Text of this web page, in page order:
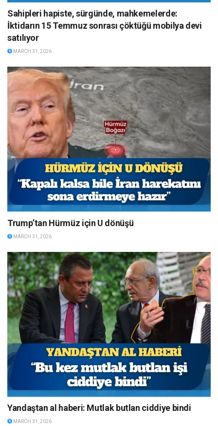
Sahipleri hapiste, sürgünde, mahkemelerde:
İktidarın 15 Temmuz sonrası çöktüğü mobilya devi
satılıyor
MARCH 31, 2026
Trump’tan Hürmüz için U dönüşü
MARCH 31, 2026
Yandaştan al haberi: Mutlak butlan ciddiye bindi
MARCH 31, 2026